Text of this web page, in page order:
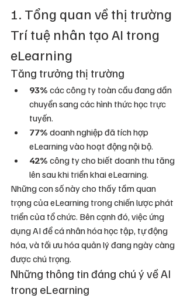
1. Tổng quan về thị trường
Trí tuệ nhân tạo AI trong
eLearning
Tăng trưởng thị trường
93% các công ty toàn cầu đang dần
chuyển sang các hình thức học trực
tuyến.
77% doanh nghiệp đã tích hợp
eLearning vào hoạt động nội bộ.
42% công ty cho biết doanh thu tăng
lên sau khi triển khai eLearning.
Những con số này cho thấy tầm quan
trọng của eLearning trong chiến lược phát
triển của tổ chức. Bên cạnh đó, việc ứng
dụng AI để cá nhân hóa học tập, tự động
hóa, và tối ưu hóa quản lý đang ngày càng
được chú trọng.
Những thông tin đáng chú ý về AI
trong eLearning